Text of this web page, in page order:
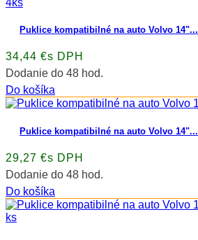
Puklice kompatibilné na auto Volvo 14"...
34,44 €s DPH
Dodanie do 48 hod.
Do košíka
Puklice kompatibilné na auto Volvo 14"...
29,27 €s DPH
Dodanie do 48 hod.
Do košíka